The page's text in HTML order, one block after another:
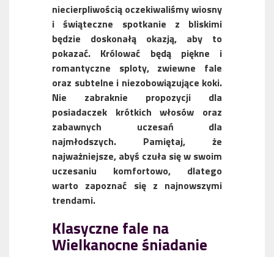
niecierpliwością oczekiwaliśmy wiosny
i świąteczne spotkanie z bliskimi
będzie doskonałą okazją, aby to
pokazać. Królować będą piękne i
romantyczne sploty, zwiewne fale
oraz subtelne i niezobowiązujące koki.
Nie zabraknie propozycji dla
posiadaczek krótkich włosów oraz
zabawnych uczesań dla
najmłodszych. Pamiętaj, że
najważniejsze, abyś czuła się w swoim
uczesaniu komfortowo, dlatego
warto zapoznać się z najnowszymi
trendami.
Klasyczne fale na
Wielkanocne śniadanie